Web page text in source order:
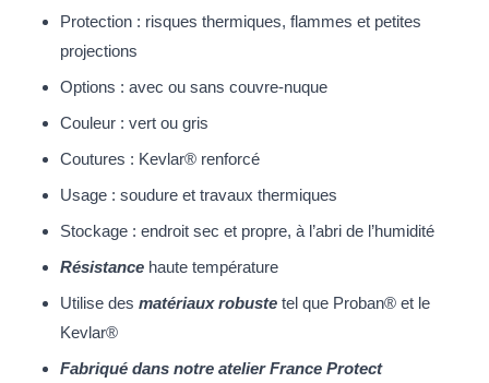
Protection : risques thermiques, flammes et petites
projections
Options : avec ou sans couvre-nuque
Couleur : vert ou gris
Coutures : Kevlar® renforcé
Usage : soudure et travaux thermiques
Stockage : endroit sec et propre, à l’abri de l’humidité
Résistance haute température
Utilise des matériaux robuste tel que Proban® et le
Kevlar®
Fabriqué dans notre atelier France Protect